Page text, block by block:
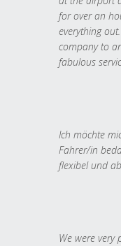
for over an
everything
company to
fabulous
Ich möchte
Fahrer/in
flexibel und
We were very